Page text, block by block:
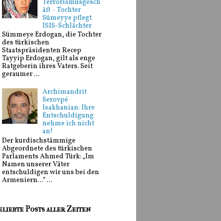
Terrorismusgesch
äft - Tochter
Sümeyye pflegt
ISIS-Schlächter
Sümmeye Erdogan, die Tochter
des türkischen
Staatspräsidenten Recep
Tayyip Erdogan, gilt als enge
Ratgeberin ihres Vaters. Seit
geraumer ...
Archimandrit
Serovpé
Isakhanian: Ihre
Entschuldigung
nehme ich nicht
an!
Der kurdischstämmige
Abgeordnete des türkischen
Parlaments Ahmed Türk: „Im
Namen unserer Väter
entschuldigen wir uns bei den
Armeniern…“ ...
Posts aller Zeiten